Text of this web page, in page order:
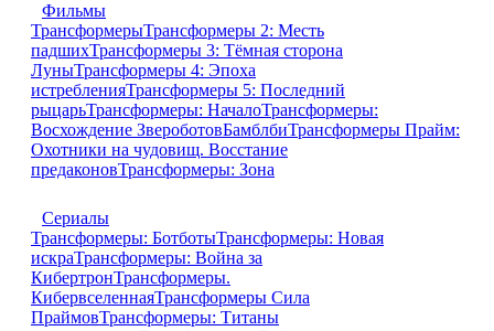
Фильмы
ТрансформерыТрансформеры 2: Месть
падшихТрансформеры 3: Тёмная сторона
ЛуныТрансформеры 4: Эпоха
истребленияТрансформеры 5: Последний
рыцарьТрансформеры: НачалоТрансформеры:
Восхождение ЗвероботовБамблбиТрансформеры Прайм:
Охотники на чудовищ. Восстание
предаконовТрансформеры: Зона
Сериалы
Трансформеры: БотботыТрансформеры: Новая
искраТрансформеры: Война за
КибертронТрансформеры.
КибервселеннаяТрансформеры Сила
ПраймовТрансформеры: Титаны